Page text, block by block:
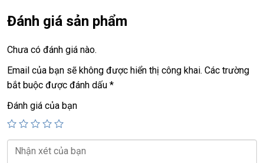
Giá:7.9 triệu
ĐT: 0939.008.008
0938.078.389
ĐC: 60/26 Đồng Đen, p.14, Tân Bình
Web:https://laptoptrieuphat.com
<<< Tất cả sản phẩm Laptop Triều Phát đều được bao ra
hãng check! >>>
Đánh giá sản phẩm
Chưa có đánh giá nào.
Email của bạn sẽ không được hiển thị công khai. Các trường
bắt buộc được đánh dấu *
Đánh giá của bạn